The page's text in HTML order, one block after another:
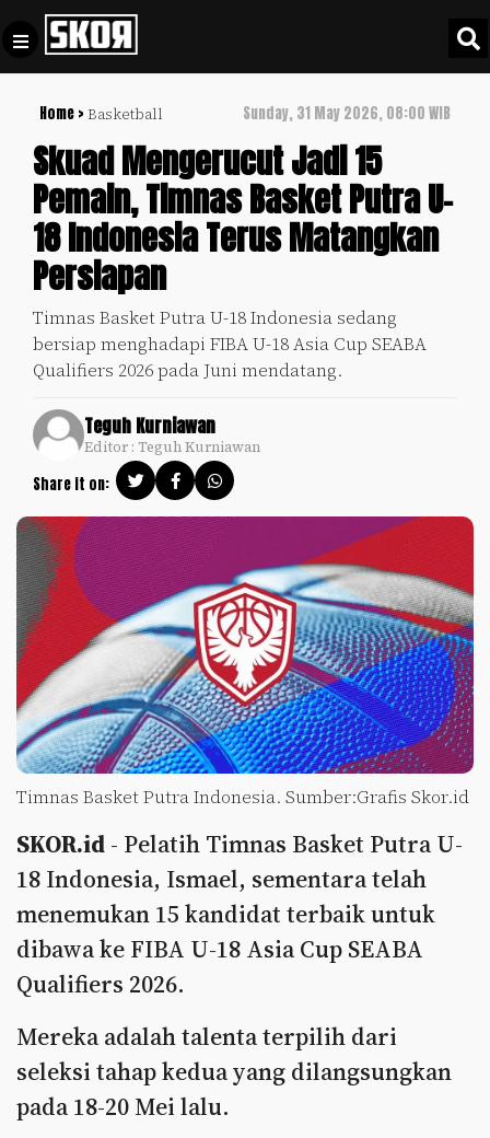
Home > Basketball Sunday, 31 May 2026, 08:00 WIB
Skuad Mengerucut Jadi 15
Pemain, Timnas Basket Putra U-
18 Indonesia Terus Matangkan
Persiapan
Timnas Basket Putra U-18 Indonesia sedang
bersiap menghadapi FIBA U-18 Asia Cup SEABA
Qualifiers 2026 pada Juni mendatang.
Teguh Kurniawan
Editor : Teguh Kurniawan
Share it on:
Timnas Basket Putra Indonesia. Sumber:Grafis Skor.id
SKOR.id - Pelatih Timnas Basket Putra U-
18 Indonesia, Ismael, sementara telah
menemukan 15 kandidat terbaik untuk
dibawa ke FIBA U-18 Asia Cup SEABA
Qualifiers 2026.
Mereka adalah talenta terpilih dari
seleksi tahap kedua yang dilangsungkan
pada 18-20 Mei lalu.
Football +
Culture +
Sports
Update
+
Timnas
Indonesia
SKOR
SPECIAL
Video
Policy
Pedoman
Pemberitaan
Media
Siber
Disclaimer
Tentang